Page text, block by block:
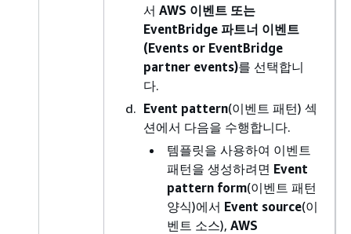
서 AWS 이벤트 또는
EventBridge 파트너 이벤트
(Events or EventBridge
partner events)를 선택합니
다.
Event pattern(이벤트 패턴) 섹
션에서 다음을 수행합니다.
템플릿을 사용하여 이벤트
패턴을 생성하려면 Event
pattern form(이벤트 패턴
양식)에서 Event source(이
벤트 소스), AWS